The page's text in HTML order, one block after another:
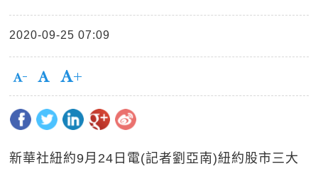
2020-09-25 07:09
新華社紐約9月24日電(記者劉亞南)紐約股市三大